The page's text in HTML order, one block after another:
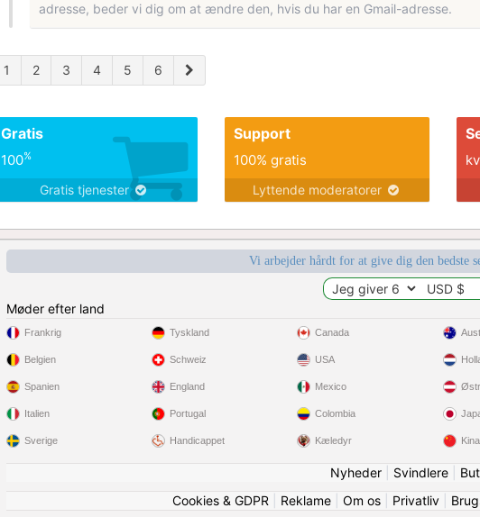
adresse, beder vi dig om at ændre den, hvis du har en Gmail-adresse.
1 2 3 4 5 6
Gratis
100%
Gratis tjenester
Support
100% gratis
Lyttende moderatorer
Vi arbejder hårdt for at give dig den bedste
Møder efter land
Frankrig
Belgien
Spanien
Italien
Sverige
Tyskland
Schweiz
England
Portugal
Handicappet
Canada
USA
Mexico
Colombia
Kæledyr Kina
Nyheder| Svindlere|
Cookies & GDPR
Reklame Om os Privatliv